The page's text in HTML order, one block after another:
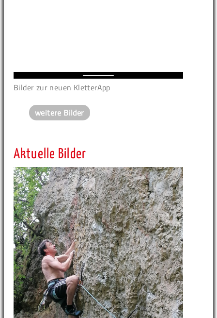
Bilder zur neuen KletterApp
weitere Bilder
Aktuelle Bilder